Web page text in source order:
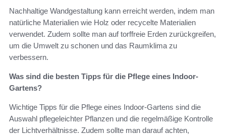
Nachhaltige Wandgestaltung kann erreicht werden, indem man
natürliche Materialien wie Holz oder recycelte Materialien
verwendet. Zudem sollte man auf torffreie Erden zurückgreifen,
um die Umwelt zu schonen und das Raumklima zu
verbessern.
Was sind die besten Tipps für die Pflege eines Indoor-
Gartens?
Wichtige Tipps für die Pflege eines Indoor-Gartens sind die
Auswahl pflegeleichter Pflanzen und die regelmäßige Kontrolle
der Lichtverhältnisse. Zudem sollte man darauf achten,